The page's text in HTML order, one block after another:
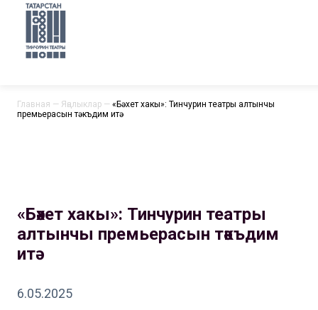
Главная — Яңалыклар — «Бәхет хакы»: Тинчурин театры алтынчы
премьерасын тәкъдим итә
«Бәхет хакы»: Тинчурин театры
алтынчы премьерасын тәкъдим
итә
6.05.2025